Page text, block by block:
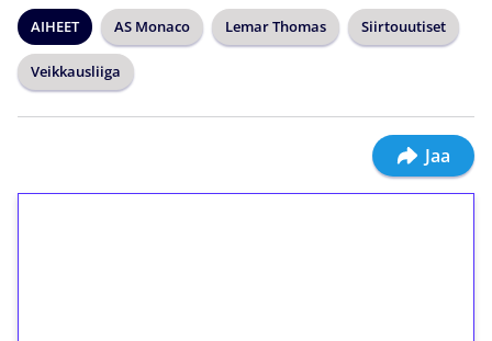
AIHEET AS Monaco Lemar Thomas Siirtouutiset
Veikkausliiga
Jaa